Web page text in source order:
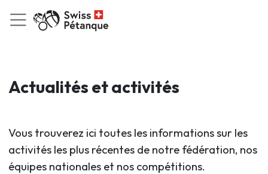
Actualités et activités
Vous trouverez ici toutes les informations sur les
activités les plus récentes de notre fédération, nos
équipes nationales et nos compétitions.